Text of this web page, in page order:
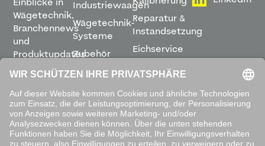
Wägetechnik,
Branchennews
und
Produktupdates
direkt in
Ihren
Posteingang.
ABONNIEREN
Industriewaagen
Wägetechnik-
Systeme
Zubehör
Software
Reparatur &
Instandsetzung
Eichservice
Montage &
Inbetriebnahme
Leihwaagen
&
Mietservice